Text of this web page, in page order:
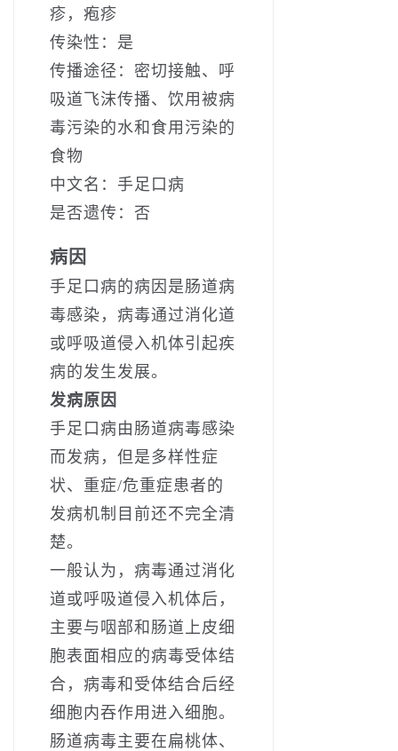
疹，疱疹
传染性：是
传播途径：密切接触、呼
吸道飞沫传播、饮用被病
毒污染的水和食用污染的
食物
中文名：手足口病
是否遗传：否
病因
手足口病的病因是肠道病
毒感染，病毒通过消化道
或呼吸道侵入机体引起疾
病的发生发展。
发病原因
手足口病由肠道病毒感染
而发病，但是多样性症
状、重症/危重症患者的
发病机制目前还不完全清
楚。
一般认为，病毒通过消化
道或呼吸道侵入机体后，
主要与咽部和肠道上皮细
胞表面相应的病毒受体结
合，病毒和受体结合后经
细胞内吞作用进入细胞。
肠道病毒主要在扁桃体、